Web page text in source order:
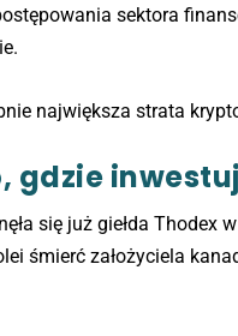
sektora
największa strata
gdzie
się już giełda Thodex
śmierć założyciela